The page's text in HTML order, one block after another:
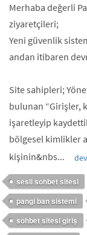
Merhaba değerli
ziyaretçileri;
Yeni güvenlik
andan itibaren
Site sahipleri;
bulunan “Girişler,
işaretleyip
bölgesel kimlikler
kişinin&nbs...
sesli sohbet sitesi
pangi ban sistemi
sohbet sitesi giriş